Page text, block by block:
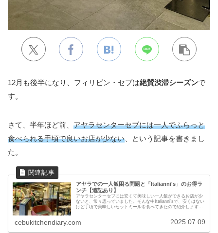
12月も後半になり、フィリピン・セブは絶賛渋滞シーズンで
す。
さて、半年ほど前、 アヤラセンターセブには一人でふらっと
食べられる手頃で良いお店が少ない 、という記事を書きまし
た。
アヤラでの一人飯困る問題と「Italianni's」のお得ラ
ンチ【追記あり】
アヤラセンターセブには安くて美味しい一人飯ができるお店が少
ないと、常々思っていました。そんな中Italianni’sで、安くはない
けど手頃で美味しいセットミールを食べてきたので紹介します。
cebukitchendiary.com 2025.07.09